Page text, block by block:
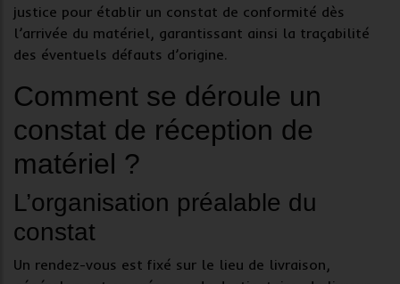
justice pour établir un constat de conformité dès
l’arrivée du matériel, garantissant ainsi la traçabilité
des éventuels défauts d’origine.
Comment se déroule un
constat de réception de
matériel ?
L’organisation préalable du
constat
Un rendez-vous est fixé sur le lieu de livraison,